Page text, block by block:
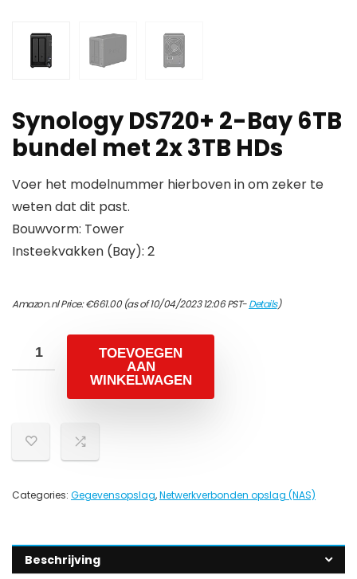
Synology DS720+ 2-Bay 6TB
bundel met 2x 3TB HDs
Voer het modelnummer hierboven in om zeker te
weten dat dit past.
Bouwvorm: Tower
Insteekvakken (Bay): 2
Amazon.nl Price:€661.00(as of 10/04/2023 12:06 PST-Details)
TOEVOEGEN
AAN
WINKELWAGEN
Categories: Gegevensopslag,Netwerkverbonden opslag (NAS)
Beschrijving